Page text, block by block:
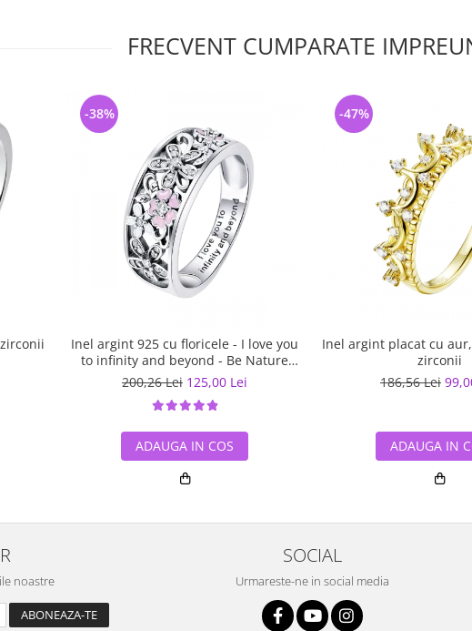
FRECVENT CUMPARATE
Inel argint 925 cu floricele - I love you
to infinity and beyond - Be Nature
IST0055
200,26 Lei 125,00 Lei
-38%
ADAUGA IN COS
Inel argint placat cu
zirconii
186,56 Lei
-47%
ADAUGA IN
noastre
SOCIAL
Urmareste-ne in social media